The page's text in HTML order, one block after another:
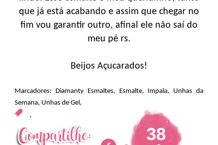
que já está acabando e assim que chegar no
fim vou garantir outro, afinal ele não saí do
meu pé rs.
Beijos Açucarados!
Marcadores: Diamanty Esmaltes, Esmalte, Impala, Unhas da
Semana, Unhas de Gel,
,
38